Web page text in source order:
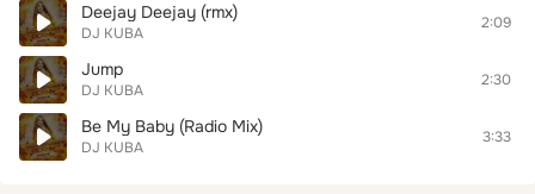
Deejay Deejay (rmx)
DJ KUBA
2:09
Jump
DJ KUBA
2:30
Be My Baby (Radio Mix)
DJ KUBA
3:33